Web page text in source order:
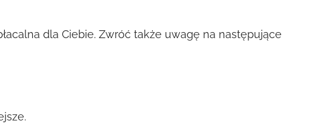
dla Ciebie. Zwróć także uwagę na następujące